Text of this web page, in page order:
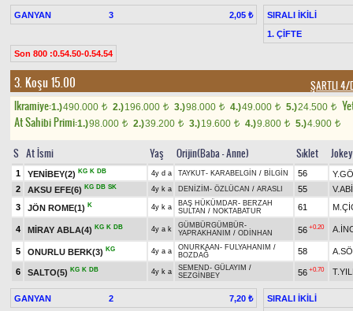
GANYAN 3 2,05 ₺
SIRALI İKİLİ
1. ÇİFTE
Son 800 :0.54.50-0.54.54
3. Koşu 15.00 ŞARTLI 4/
Ikramiye:1.)490.000 t 2.)196.000 t 3.)98.000 t 4.)49.000 t 5.)24.500 t
At Sahibi Primi:1.)98.000 t 2.)39.200 t 3.)19.600 t 4.)9.800 t 5.)4.900 t
S At İsmi Yaş Orijin(Baba - Anne) Sıklet Jokey
1 YENİBEY(2) KG K DB 4y d a TAYKUT- KARABELGİN / BİLGİN 56
2
AKSU EFE(6) KG DB SK 4y k a DENİZİM - ÖZLÜCAN / ARASLI 55
3
JÖN ROME(1) K 4y k a BAŞ HÜKÜMDAR- BERZAH
SULTAN / NOKTABATUR 61
4 MİRAY ABLA(4) KG K DB 4y a k GÜMBÜRGÜMBÜR-
YAPRAKHANIM / ODİNHAN 56 +0.20
5 ONURLU BERK(3) KG 4y a a ONURKAAN - FULYAHANIM /
BOZDAĞ
58
6 SALTO(5) KG K DB 4y k a SEMEND- GÜLAYIM /
SEZGİNBEY
56 +0.70
GANYAN 2 7,20 ₺
SIRALI İKİLİ